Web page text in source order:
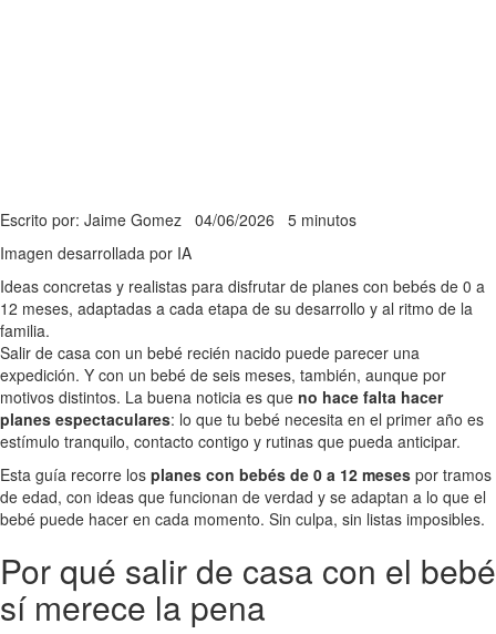
Escrito por: Jaime Gomez 04/06/2026 5 minutos
Imagen desarrollada por IA
Ideas concretas y realistas para disfrutar de planes con bebés de 0 a
12 meses, adaptadas a cada etapa de su desarrollo y al ritmo de la
familia.
Salir de casa con un bebé recién nacido puede parecer una
expedición. Y con un bebé de seis meses, también, aunque por
motivos distintos. La buena noticia es que no hace falta hacer
planes espectaculares: lo que tu bebé necesita en el primer año es
estímulo tranquilo, contacto contigo y rutinas que pueda anticipar.
Esta guía recorre los planes con bebés de 0 a 12 meses por tramos
de edad, con ideas que funcionan de verdad y se adaptan a lo que el
bebé puede hacer en cada momento. Sin culpa, sin listas imposibles.
Por qué salir de casa con el bebé
sí merece la pena